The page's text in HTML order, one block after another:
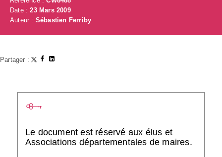
Date :23 Mars 2009
Auteur : Sébastien Ferriby
Partager :
Le document est réservé aux élus et
Associations départementales de maires.